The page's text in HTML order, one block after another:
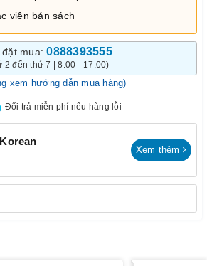
viên bán sách
đặt mua:0888393555
2 đến thứ 7 | 8:00 - 17:00)
xem hướng dẫn mua hàng)
Đổi trả miễn phí nếu hàng lỗi
Xem thêm